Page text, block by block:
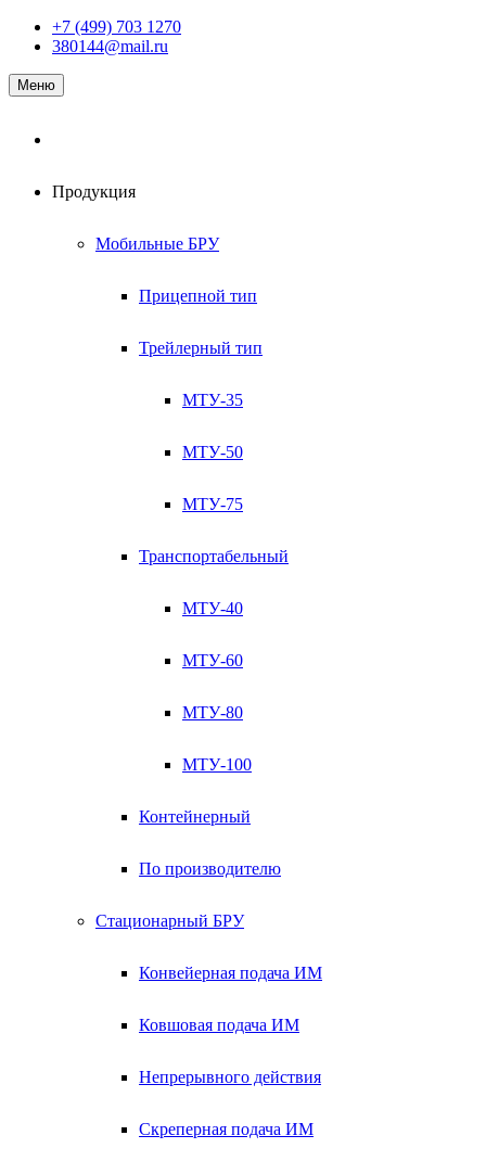
Наверх+7 (499) 703 1270
380144@mail.ru
Меню
Продукция
Мобильные БРУ
Прицепной тип
Трейлерный тип
МТУ-35
МТУ-50
МТУ-75
Транспортабельный
МТУ-40
МТУ-60
МТУ-80
МТУ-100
Контейнерный
По производителю
Стационарный БРУ
Конвейерная подача ИМ
Ковшовая подача ИМ
Непрерывного действия
Скреперная подача ИМ